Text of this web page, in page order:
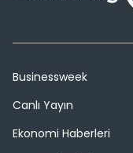
Businessweek
Canlı Yayın
Ekonomi Haberleri